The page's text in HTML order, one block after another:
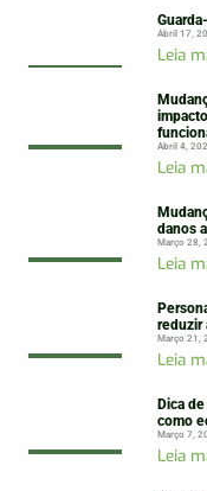
Abril 17,
Leia
Abril 4,
Leia
danos
Março 28,
Leia
reduzir
Março 21,
Leia
Dica
como
Março 7,
Leia